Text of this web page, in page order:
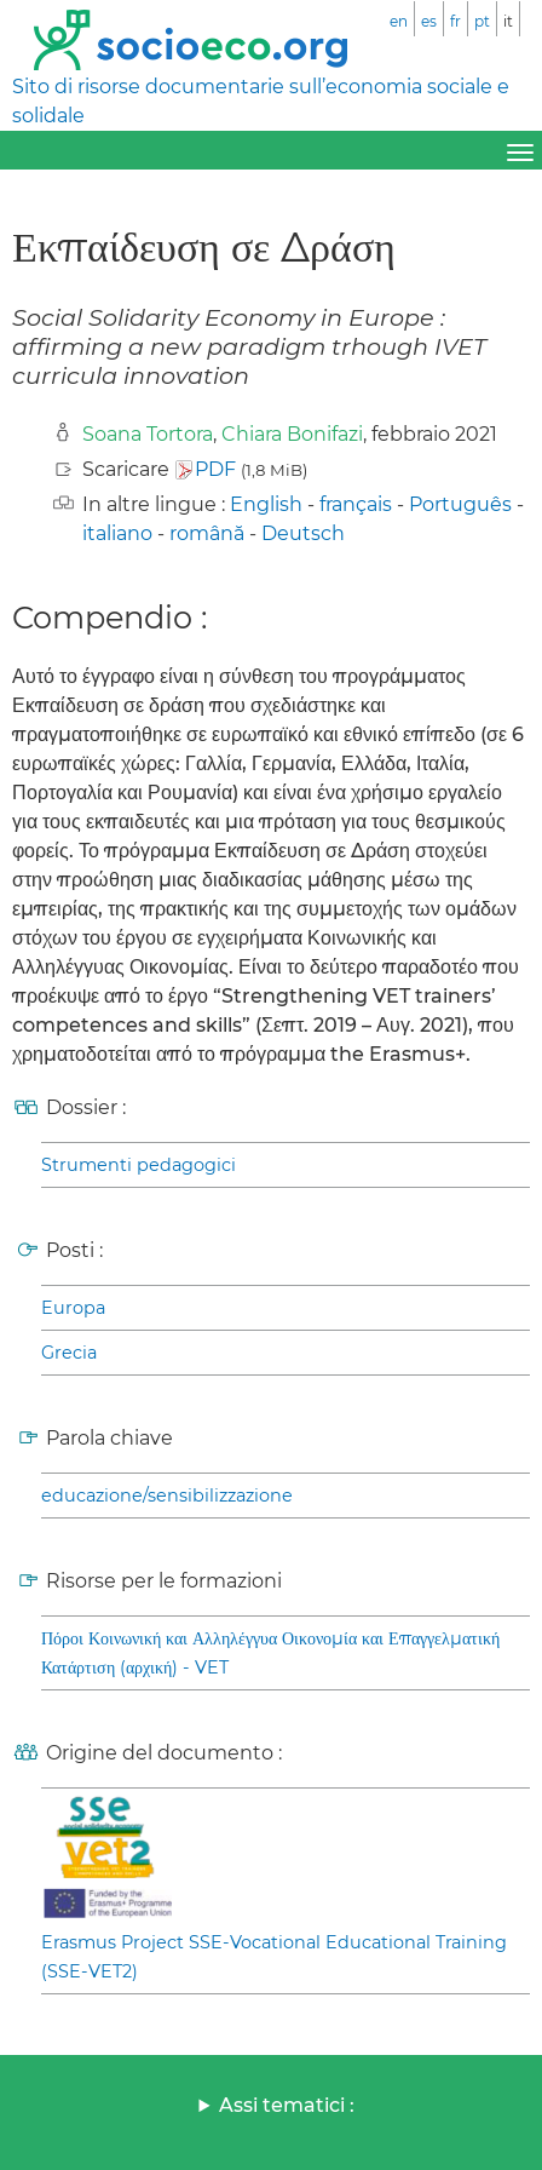
Sito di risorse documentarie sull’economia sociale e
solidale
en es fr pt it
Εκπαίδευση σε Δράση
Social Solidarity Economy in Europe :
affirming a new paradigm trhough IVET
curricula innovation
Soana Tortora, Chiara Bonifazi, febbraio 2021
Scaricare
PDF (1,8 MiB)
In altre lingue : English - français - Português -
italiano - română - Deutsch
Compendio :
Αυτό το έγγραφο είναι η σύνθεση του προγράμματος
Εκπαίδευση σε δράση που σχεδιάστηκε και
πραγματοποιήθηκε σε ευρωπαϊκό και εθνικό επίπεδο (σε 6
ευρωπαϊκές χώρες: Γαλλία, Γερμανία, Ελλάδα, Ιταλία,
Πορτογαλία και Ρουμανία) και είναι ένα χρήσιμο εργαλείο
για τους εκπαιδευτές και μια πρόταση για τους θεσμικούς
φορείς. Το πρόγραμμα Εκπαίδευση σε Δράση στοχεύει
στην προώθηση μιας διαδικασίας μάθησης μέσω της
εμπειρίας, της πρακτικής και της συμμετοχής των ομάδων
στόχων του έργου σε εγχειρήματα Κοινωνικής και
Αλληλέγγυας Οικονομίας. Είναι το δεύτερο παραδοτέο που
προέκυψε από το έργο “Strengthening VET trainers’
competences and skills” (Σεπτ. 2019 – Αυγ. 2021), που
χρηματοδοτείται από το πρόγραμμα the Erasmus+.
Dossier :
Strumenti pedagogici
Posti :
Europa
Grecia
Parola chiave
educazione/sensibilizzazione
Risorse per le formazioni
Πόροι Κοινωνική και Αλληλέγγυα Οικονομία και Επαγγελματική
Κατάρτιση (αρχική) - VET
Origine del documento :
Erasmus Project SSE-Vocational Educational Training
(SSE-VET2)
Assi tematici :